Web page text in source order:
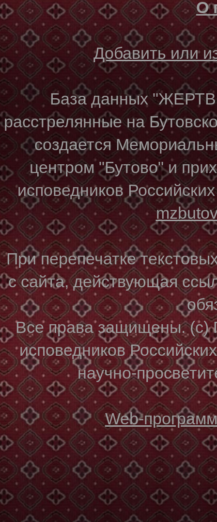
О
Добавить или
База данных
расстрелянные на
создается
центром "Бутово" и
исповедников
При перепечатке
с сайта, действующая
Все права защищены. (с)
исповедников
научно-
Web-